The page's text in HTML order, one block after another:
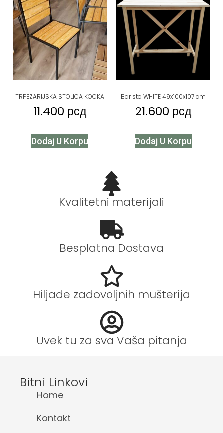
TRPEZARIJSKA STOLICA KOCKA
11.400 рсд
Dodaj U Korpu
Bar sto WHITE 49x100x107 cm
21.600 рсд
Dodaj U Korpu
Kvalitetni materijali
Besplatna Dostava
Hiljade zadovoljnih mušterija
Uvek tu za sva Vaša pitanja
Bitni Linkovi
Home
Kontakt